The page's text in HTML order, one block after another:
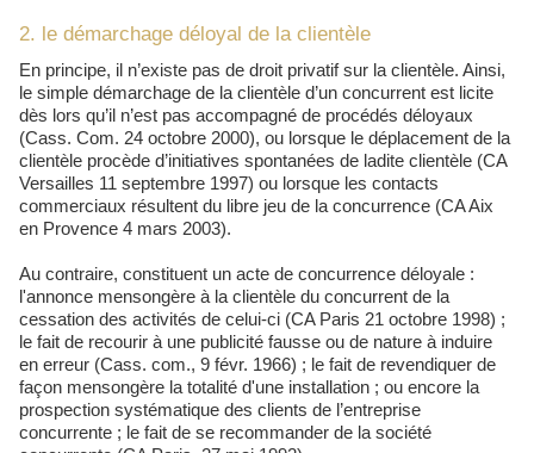
2. le démarchage déloyal de la clientèle
En principe, il n’existe pas de droit privatif sur la clientèle. Ainsi,
le simple démarchage de la clientèle d’un concurrent est licite
dès lors qu’il n’est pas accompagné de procédés déloyaux
(Cass. Com. 24 octobre 2000), ou lorsque le déplacement de la
clientèle procède d’initiatives spontanées de ladite clientèle (CA
Versailles 11 septembre 1997) ou lorsque les contacts
commerciaux résultent du libre jeu de la concurrence (CA Aix
en Provence 4 mars 2003).
Au contraire, constituent un acte de concurrence déloyale :
l'annonce mensongère à la clientèle du concurrent de la
cessation des activités de celui-ci (CA Paris 21 octobre 1998) ;
le fait de recourir à une publicité fausse ou de nature à induire
en erreur (Cass. com., 9 févr. 1966) ; le fait de revendiquer de
façon mensongère la totalité d'une installation ; ou encore la
prospection systématique des clients de l’entreprise
concurrente ; le fait de se recommander de la société